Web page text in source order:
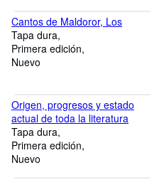
Cantos de Maldoror, Los
Tapa dura
Primera edición
Nuevo
Origen, progresos y estado
actual de toda la literatura
Tapa dura
Primera edición
Nuevo